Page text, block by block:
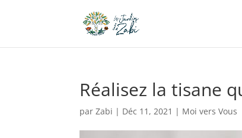
Réalisez la tisane
parZabi | Déc 11, 2021 | Moi vers Vous